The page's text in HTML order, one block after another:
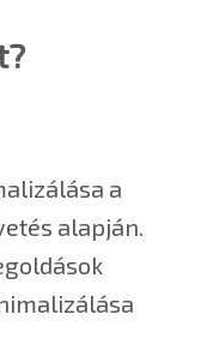
a
alapján.